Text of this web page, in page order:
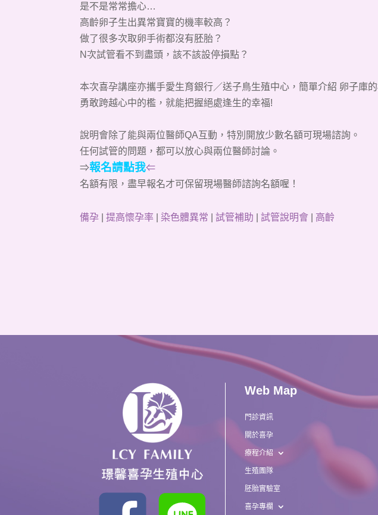
是不是常常擔心…
高齡卵子生出異常寶寶的機率較高？
做了很多次取卵手術都沒有胚胎？
N次試管看不到盡頭，該不該設停損點？
本次喜孕講座亦攜手愛生育銀行／送子鳥生殖中心 ，簡單介紹 卵子庫
勇敢跨越心中的檻，就能把握絕處逢生的幸福!
說明會除了能與兩位醫師QA互動，特別開放少數名額可現場諮詢 。
任何試管的問題，都可以放心與兩位醫師討論。
⇒報名請點我⇐
名額有限 ，盡早報名才可保留現場醫師諮詢名額喔 ！
備孕 |提高懷孕率 染色體異常 |試管補助 |試管說明會 高齡
Web Map
門診資訊
關於喜孕
療程介紹
生殖團隊
胚胎實驗室
喜孕專欄